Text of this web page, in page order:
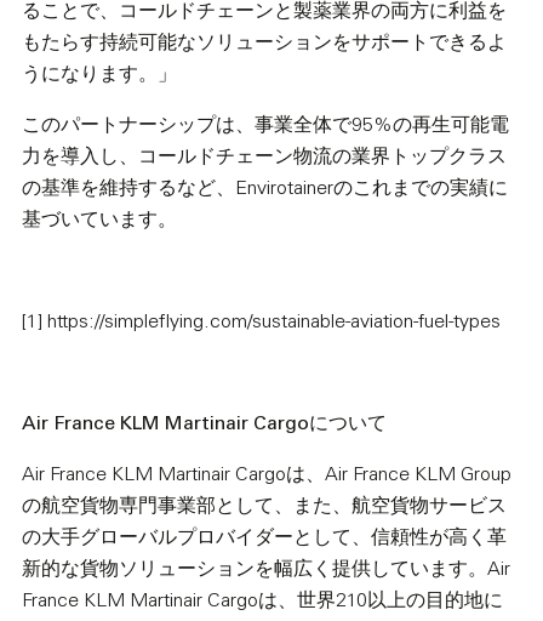
ることで、コールドチェーンと製薬業界の両方に利益を
もたらす持続可能なソリューションをサポートできるよ
うになります。」
このパートナーシップは、事業全体で95%の再生可能電
力を導入し、コールドチェーン物流の業界トップクラス
の基準を維持するなど、Envirotainerのこれまでの実績に
基づいています。
[1] https://simpleflying.com/sustainable-aviation-fuel-types
Air France KLM Martinair Cargoについて
Air France KLM Martinair Cargoは、Air France KLM Group
の航空貨物専門事業部として、また、航空貨物サービス
の大手グローバルプロバイダーとして、信頼性が高く革
新的な貨物ソリューションを幅広く提供しています。Air
France KLM Martinair Cargoは、世界210以上の目的地に